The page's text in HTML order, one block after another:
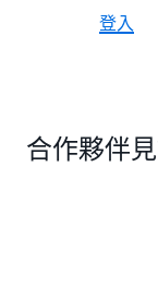
登入
合作夥伴